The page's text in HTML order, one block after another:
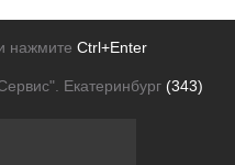
нажмите Ctrl+Enter
Екатеринбург (343)